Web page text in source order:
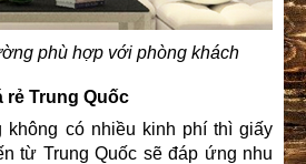
phù hợp với phòng khách
rẻ Trung Quốc
có nhiều kinh phí thì giấy
từ Trung Quốc sẽ đáp ứng nhu